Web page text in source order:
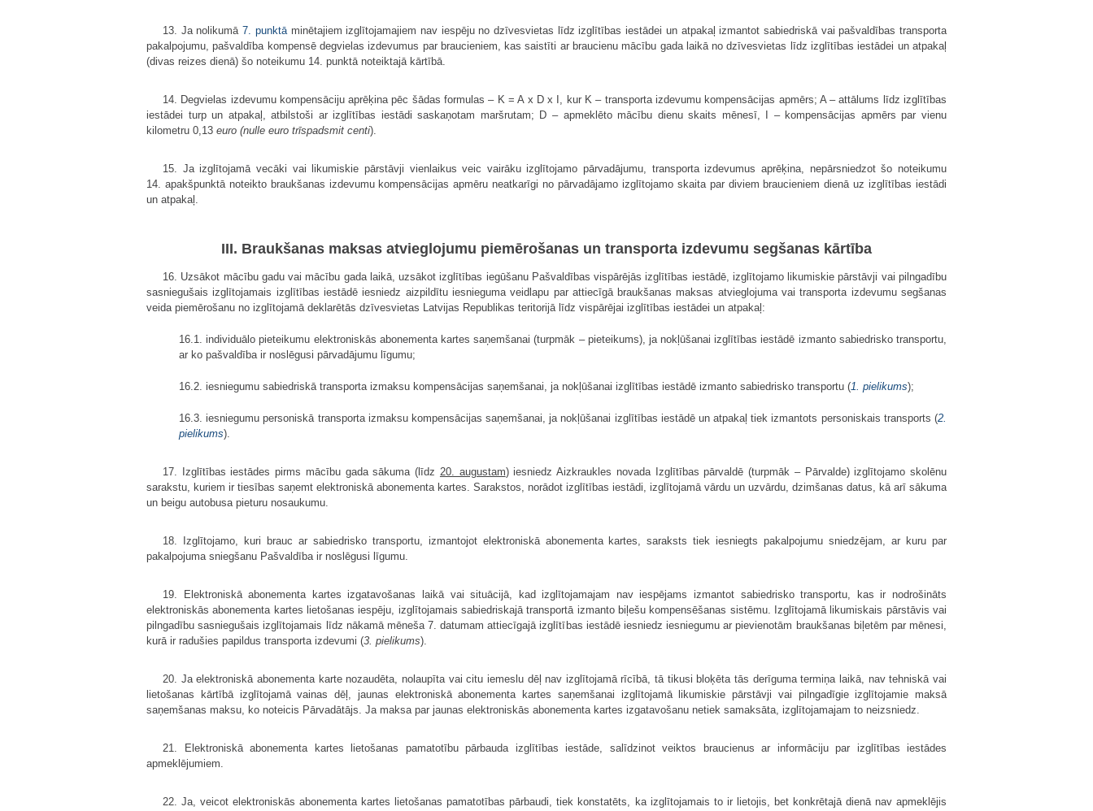
13. Ja nolikumā7. punktāminētajiem izglītojamajiem nav iespēju no dzīvesvietas līdz izglītības iestādei un atpakaļ izmantot sabiedriskā vai pašvaldības transporta
pakalpojumu, pašvaldība kompensē degvielas izdevumus par braucieniem, kas saistīti ar braucienu mācību gada laikā no dzīvesvietas līdz izglītības iestādei un atpakaļ
(divas reizes dienā) šo noteikumu 14. punktā noteiktajā kārtībā.
14. Degvielas izdevumu kompensāciju aprēķina pēc šādas formulas – K = A x D x I, kur K – transporta izdevumu kompensācijas apmērs; A – attālums līdz izglītības
iestādei turp un atpakaļ, atbilstoši ar izglītības iestādi saskaņotam maršrutam; D – apmeklēto mācību dienu skaits mēnesī, I – kompensācijas apmērs par vienu
kilometru 0,13 euro (nulle euro trīspadsmit centi).
15. Ja izglītojamā vecāki vai likumiskie pārstāvji vienlaikus veic vairāku izglītojamo pārvadājumu, transporta izdevumus aprēķina, nepārsniedzot šo noteikumu
14. apakšpunktā noteikto braukšanas izdevumu kompensācijas apmēru neatkarīgi no pārvadājamo izglītojamo skaita par diviem braucieniem dienā uz izglītības iestādi
un atpakaļ.
III. Braukšanas maksas atvieglojumu piemērošanas un transporta izdevumu segšanas kārtība
16. Uzsākot mācību gadu vai mācību gada laikā, uzsākot izglītības iegūšanu Pašvaldības vispārējās izglītības iestādē, izglītojamo likumiskie pārstāvji vai pilngadību
sasniegušais izglītojamais izglītības iestādē iesniedz aizpildītu iesnieguma veidlapu par attiecīgā braukšanas maksas atvieglojuma vai transporta izdevumu segšanas
veida piemērošanu no izglītojamā deklarētās dzīvesvietas Latvijas Republikas teritorijā līdz vispārējai izglītības iestādei un atpakaļ:
16.1. individuālo pieteikumu elektroniskās abonementa kartes saņemšanai (turpmāk – pieteikums), ja nokļūšanai izglītības iestādē izmanto sabiedrisko transportu,
ar ko pašvaldība ir noslēgusi pārvadājumu līgumu;
16.2. iesniegumu sabiedriskā transporta izmaksu kompensācijas saņemšanai, ja nokļūšanai izglītības iestādē izmanto sabiedrisko transportu (1. pielikums);
16.3. iesniegumu personiskā transporta izmaksu kompensācijas saņemšanai, ja nokļūšanai izglītības iestādē un atpakaļ tiek izmantots personiskais transports (2.
pielikums).
17. Izglītības iestādes pirms mācību gada sākuma (līdz 20. augustam) iesniedz Aizkraukles novada Izglītības pārvaldē (turpmāk – Pārvalde) izglītojamo skolēnu
sarakstu, kuriem ir tiesības saņemt elektroniskā abonementa kartes. Sarakstos, norādot izglītības iestādi, izglītojamā vārdu un uzvārdu, dzimšanas datus, kā arī sākuma
un beigu autobusa pieturu nosaukumu.
18. Izglītojamo, kuri brauc ar sabiedrisko transportu, izmantojot elektroniskā abonementa kartes, saraksts tiek iesniegts pakalpojumu sniedzējam, ar kuru par
pakalpojuma sniegšanu Pašvaldība ir noslēgusi līgumu.
19. Elektroniskā abonementa kartes izgatavošanas laikā vai situācijā, kad izglītojamajam nav iespējams izmantot sabiedrisko transportu, kas ir nodrošināts
elektroniskās abonementa kartes lietošanas iespēju, izglītojamais sabiedriskajā transportā izmanto biļešu kompensēšanas sistēmu. Izglītojamā likumiskais pārstāvis vai
pilngadību sasniegušais izglītojamais līdz nākamā mēneša 7. datumam attiecīgajā izglītības iestādē iesniedz iesniegumu ar pievienotām braukšanas biļetēm par mēnesi,
kurā ir radušies papildus transporta izdevumi (3. pielikums).
20. Ja elektroniskā abonementa karte nozaudēta, nolaupīta vai citu iemeslu dēļ nav izglītojamā rīcībā, tā tikusi bloķēta tās derīguma termiņa laikā, nav tehniskā vai
lietošanas kārtībā izglītojamā vainas dēļ, jaunas elektroniskā abonementa kartes saņemšanai izglītojamā likumiskie pārstāvji vai pilngadīgie izglītojamie maksā
saņemšanas maksu, ko noteicis Pārvadātājs. Ja maksa par jaunas elektroniskās abonementa kartes izgatavošanu netiek samaksāta, izglītojamajam to neizsniedz.
21. Elektroniskā abonementa kartes lietošanas pamatotību pārbauda izglītības iestāde, salīdzinot veiktos braucienus ar informāciju par izglītības iestādes
apmeklējumiem.
22. Ja, veicot elektroniskās abonementa kartes lietošanas pamatotības pārbaudi, tiek konstatēts, ka izglītojamais to ir lietojis, bet konkrētajā dienā nav apmeklējis